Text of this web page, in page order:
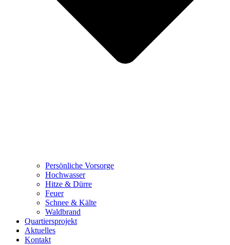
Persönliche Vorsorge
Hochwasser
Hitze & Dürre
Feuer
Schnee & Kälte
Waldbrand
Quartiersprojekt
Aktuelles
Kontakt